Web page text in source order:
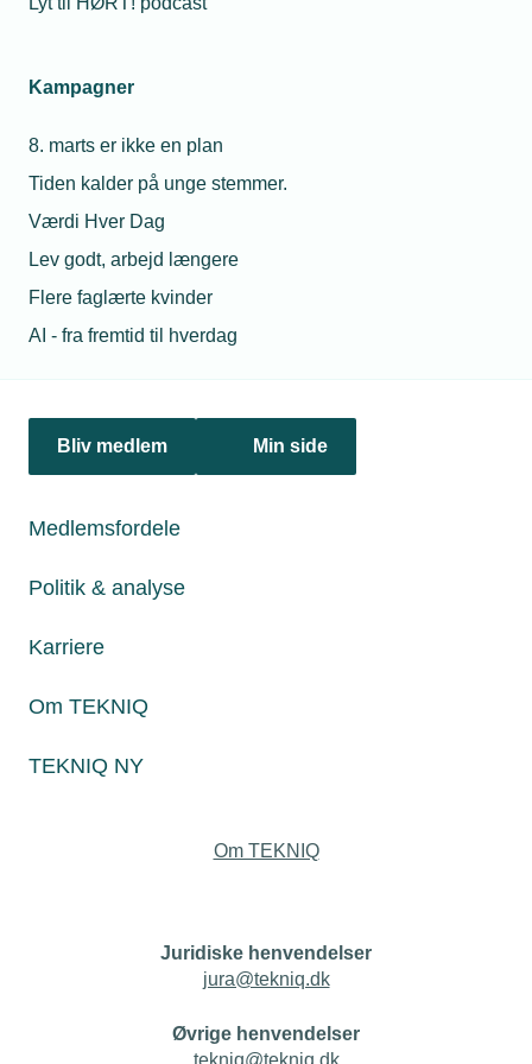
Kampagner
8. marts er ikke en plan
Tiden kalder på unge stemmer.
Værdi Hver Dag
Lev godt, arbejd længere
Flere faglærte kvinder
AI - fra fremtid til hverdag
Bliv medlem Min side
Medlemsfordele
Politik & analyse
Karriere
Om TEKNIQ
TEKNIQ NY
tværs af leverandører. Nu laver danske HowToRobot.com
Arbejdstilsynet vil fra sommer tillade industrivirksomheder
virksomhederne.
Om TEKNIQ
Juridiske henvendelser
jura@tekniq.dk
Øvrige henvendelser
tekniq@tekniq.dk